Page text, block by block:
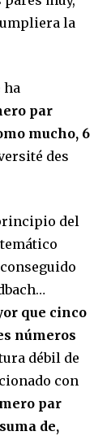
la
ha
par
mucho, 6
des
del
que cinco
números
débil de
con
par
de,